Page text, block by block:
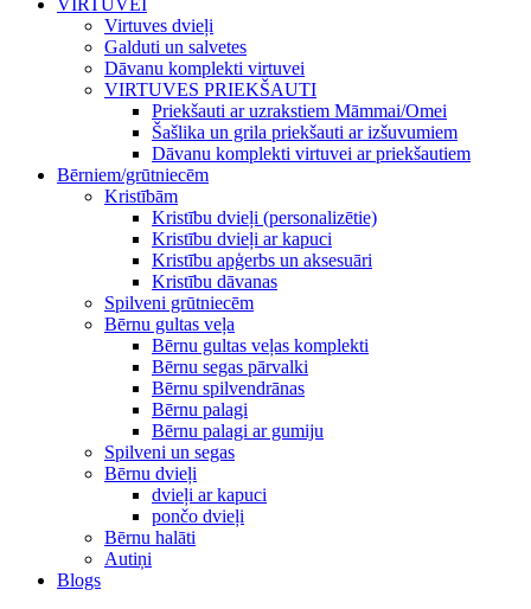
VIRTUVEI
Virtuves dvieļi
Galduti un salvetes
Dāvanu komplekti virtuvei
VIRTUVES PRIEKŠAUTI
Priekšauti ar uzrakstiem Māmmai/Omei
Šašlika un grila priekšauti ar izšuvumiem
Dāvanu komplekti virtuvei ar priekšautiem
Bērniem/grūtniecēm
Kristībām
Kristību dvieļi (personalizētie)
Kristību dvieļi ar kapuci
Kristību apģerbs un aksesuāri
Kristību dāvanas
Spilveni grūtniecēm
Bērnu gultas veļa
Bērnu gultas veļas komplekti
Bērnu segas pārvalki
Bērnu spilvendrānas
Bērnu palagi
Bērnu palagi ar gumiju
Spilveni un segas
Bērnu dvieļi
dvieļi ar kapuci
pončo dvieļi
Bērnu halāti
Autiņi
Blogs